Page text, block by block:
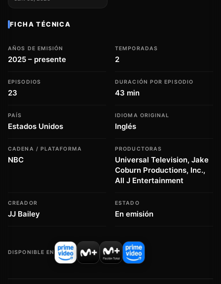
FICHA TÉCNICA
AÑOS DE EMISIÓN
2025 – presente
TEMPORADAS
2
EPISODIOS
23
DURACIÓN POR EPISODIO
43 min
PAÍS
Estados Unidos
IDIOMA ORIGINAL
Inglés
CADENA / PLATAFORMA
NBC
PRODUCTORAS
Universal Television, Jake
Coburn Productions, Inc.,
All J Entertainment
CREADOR
JJ Bailey
ESTADO
En emisión
DISPONIBLE EN